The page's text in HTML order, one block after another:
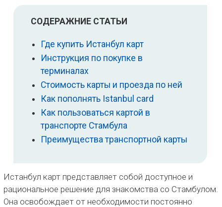
СОДЕРАЖНИЕ СТАТЬИ
Где купить Истанбул карт
Инструкция по покупке в
терминалах
Стоимость карты и проезда по ней
Как пополнять Istanbul card
Как пользоваться картой в
транспорте Стамбула
Преимущества транспортной карты
Истанбул карт представляет собой доступное и
рациональное решение для знакомства со Стамбулом.
Она освобождает от необходимости постоянно